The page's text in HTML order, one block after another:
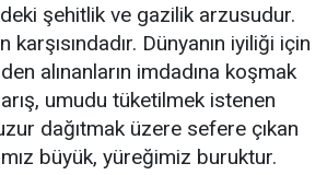
şehitlik ve gazilik arzusudur.
Dünyanın iyiliği için
alınanların imdadına koşmak
umudu tüketilmek istenen
dağıtmak üzere sefere çıkan
büyük, yüreğimiz buruktur.